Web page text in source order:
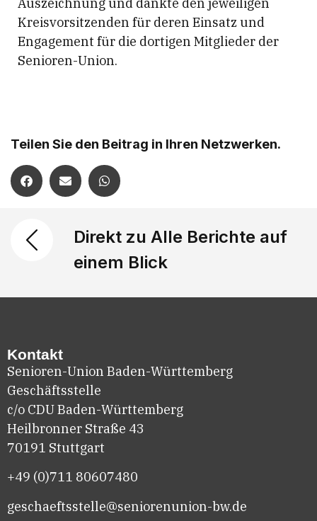
Auszeichnung und dankte den jeweiligen
Kreisvorsitzenden für deren Einsatz und
Engagement für die dortigen Mitglieder der
Senioren-Union.
Teilen Sie den Beitrag in Ihren Netzwerken.
Direkt zu Alle Berichte auf
einem Blick
Kontakt
Senioren-Union Baden-Württemberg
Geschäftsstelle
c/o CDU Baden-Württemberg
Heilbronner Straße 43
70191 Stuttgart
+49 (0)711 80607480
geschaeftsstelle@seniorenunion-bw.de